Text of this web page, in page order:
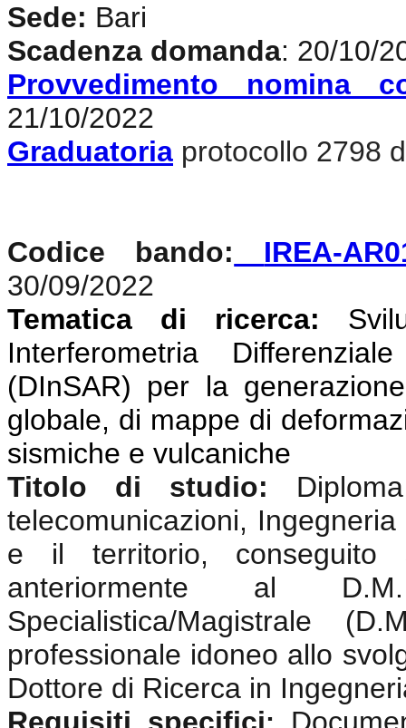
Sede: Bari
Scadenza domanda: 20/10/
Provvedimento nomina
21/10/2022
Graduatoria protocollo 2798
Codice bando:
IREA-
30/09/2022
Tematica di ricerca:
Interferometria
(DInSAR) per la
globale, di mappe di
sismiche e vulcaniche
Titolo di studio:
telecomunicazioni,
e il territorio, conseguito
anteriormente al
Specialistica/Magistrale
professionale idoneo allo
Dottore di Ricerca in